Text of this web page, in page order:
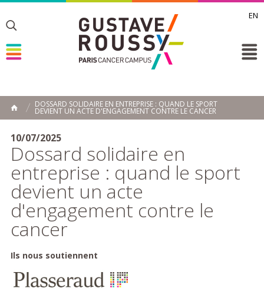
EN
Toggle
Toggle
Toggle
ACCUEIL
DOSSARD SOLIDAIRE EN ENTREPRISE : QUAND LE SPORT
DEVIENT UN ACTE D'ENGAGEMENT CONTRE LE CANCER
10/07/2025
Dossard solidaire en
entreprise : quand le sport
devient un acte
d'engagement contre le
cancer
Ils nous soutiennent